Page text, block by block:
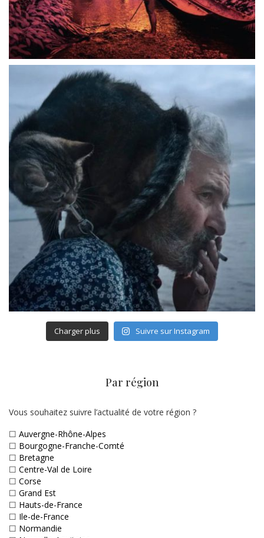
Charger plus Suivre sur Instagram
Par région
Vous souhaitez suivre l’actualité de votre région ?
☐ Auvergne-Rhône-Alpes
☐ Bourgogne-Franche-Comté
☐ Bretagne
☐ Centre-Val de Loire
☐ Corse
☐ Grand Est
☐ Hauts-de-France
☐ Ile-de-France
☐ Normandie